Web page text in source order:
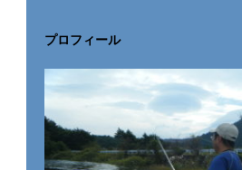
プロフィール